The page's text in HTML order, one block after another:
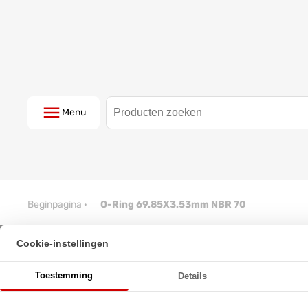
Menu
Beginpagina · O-Ring 69.85X3.53mm NBR 70
Cookie-instellingen
Toestemming Details
O-Ring 69.85X3.53mm NBR 70
★★★★★
★★★★★